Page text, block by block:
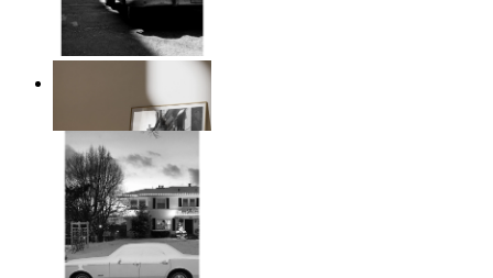
149 kr